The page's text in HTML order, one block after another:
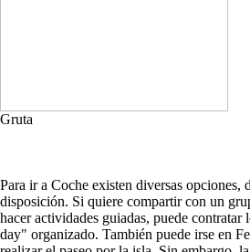
Gruta
Para ir a Coche existen diversas opciones,
disposición. Si quiere compartir con un
hacer actividades guiadas, puede contratar
day" organizado. También puede irse en